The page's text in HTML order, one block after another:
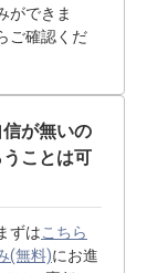
ができま
ご確認くだ
が無いの
ことは可
ずはこちら
(無料)にお進